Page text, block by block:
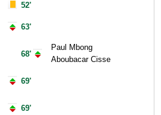
52'
63'
68'
69'
69'
Paul Mbong
Aboubacar Cisse